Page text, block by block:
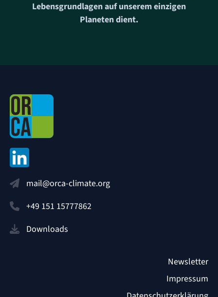
Lebensgrundlagen auf unserem einzigen
Planeten dient.
mail@orca-climate.org
+49 151 15777862
Downloads
Newsletter
Impressum